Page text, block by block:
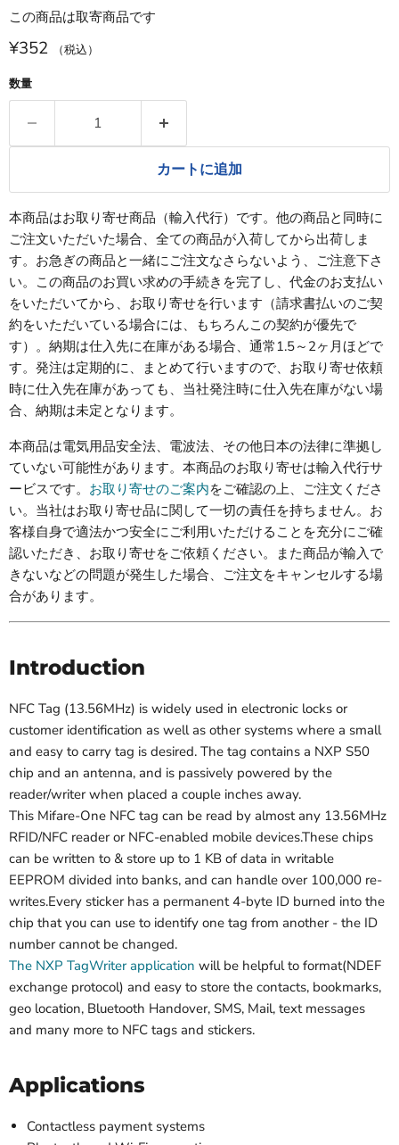
この商品は取寄商品です
¥352 （税込）
数量
カートに追加
本商品はお取り寄せ商品（輸入代行）です。他の商品と同時に
ご注文いただいた場合、全ての商品が入荷してから出荷しま
す。お急ぎの商品と一緒にご注文なさらないよう、ご注意下さ
い。この商品のお買い求めの手続きを完了し、代金のお支払い
をいただいてから、お取り寄せを行います（請求書払いのご契
約をいただいている場合には、もちろんこの契約が優先で
す）。納期は仕入先に在庫がある場合、通常1.5～2ヶ月ほどで
す。発注は定期的に、まとめて行いますので、お取り寄せ依頼
時に仕入先在庫があっても、当社発注時に仕入先在庫がない場
合、納期は未定となります。
本商品は電気用品安全法、電波法、その他日本の法律に準拠し
ていない可能性があります。本商品のお取り寄せは輸入代行サ
ービスです。 お取り寄せのご案内をご確認の上、ご注文くださ
い。当社はお取り寄せ品に関して一切の責任を持ちません。お
客様自身で適法かつ安全にご利用いただけることを充分にご確
認いただき、お取り寄せをご依頼ください。また商品が輸入で
きないなどの問題が発生した場合、ご注文をキャンセルする場
合があります。
Introduction
NFC Tag (13.56MHz) is widely used in electronic locks or
customer identification as well as other systems where a small
and easy to carry tag is desired. The tag contains a NXP S50
chip and an antenna, and is passively powered by the
reader/writer when placed a couple inches away.
This Mifare-One NFC tag can be read by almost any 13.56MHz
RFID/NFC reader or NFC-enabled mobile devices.These chips
can be written to & store up to 1 KB of data in writable
EEPROM divided into banks, and can handle over 100,000 re-
writes.Every sticker has a permanent 4-byte ID burned into the
chip that you can use to identify one tag from another - the ID
number cannot be changed.
The NXP TagWriter application will be helpful to format(NDEF
exchange protocol) and easy to store the contacts, bookmarks,
geo location, Bluetooth Handover, SMS, Mail, text messages
and many more to NFC tags and stickers.
Applications
Contactless payment systems